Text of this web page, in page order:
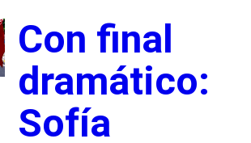
Con final
dramático:
Sofía